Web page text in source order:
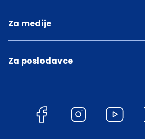
Za medije
Za poslodavce